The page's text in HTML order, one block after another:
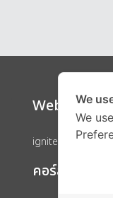
Website
ignite by
คอร์สเรียน
We
We